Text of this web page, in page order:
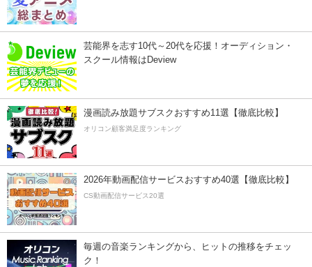
芸能界を志す10代～20代を応援！オーディション・
スクール情報はDeview
漫画読み放題サブスクおすすめ11選【徹底比較】
オリコン顧客満足度ランキング
2026年動画配信サービスおすすめ40選【徹底比較】
CS動画配信サービス20選
毎週の音楽ランキングから、ヒットの推移をチェッ
ク！